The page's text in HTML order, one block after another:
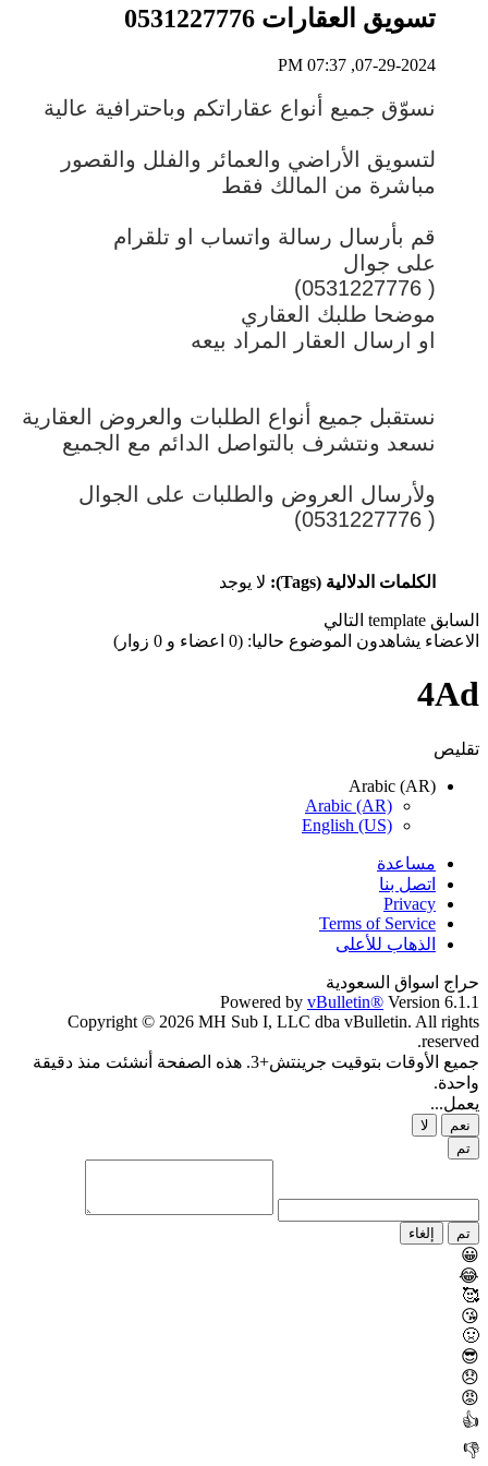
تسويق العقارات 0531227776
07-29-2024, 07:37 PM
نسوّق جميع أنواع عقاراتكم وباحترافية عالية
لتسويق الأراضي والعمائر والفلل والقصور
مباشرة من المالك فقط
قم بأرسال رسالة واتساب او تلقرام
على جوال
( 0531227776)
موضحا طلبك العقاري
او ارسال العقار المراد بيعه
نستقبل جميع أنواع الطلبات والعروض العقارية
نسعد ونتشرف بالتواصل الدائم مع الجميع
ولأرسال العروض والطلبات على الجوال
( 0531227776)
الكلمات الدلالية (Tags): لا يوجد
السابق template التالي
الاعضاء يشاهدون الموضوع حاليا: (0 اعضاء و 0 زوار)
4Ad
تقليص
Arabic (AR)
Arabic (AR)
English (US)
مساعدة
اتصل بنا
Privacy
Terms of Service
الذهاب للأعلى
حراج اسواق السعودية
Powered by vBulletin® Version 6.1.1
Copyright © 2026 MH Sub I, LLC dba vBulletin. All rights
reserved.
جميع الأوقات بتوقيت جرينتش+3. هذه الصفحة أنشئت منذ دقيقة
واحدة.
يعمل...
نعم
لا
تم
تم إلغاء
😀
😂
🥰
😘
🤢
😎
😞
😡
👍
👎